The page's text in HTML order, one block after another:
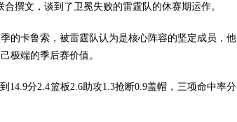
合撰文，谈到了卫冕失败的雷霆队的休赛期运作。
的卡鲁索，被雷霆队认为是核心阵容的坚定成员，他
极端的季后赛价值。
14.9分2.4篮板2.6助攻1.3抢断0.9盖帽，三项命中率分